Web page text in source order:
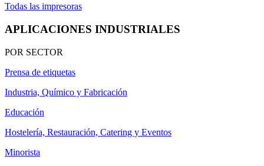
Todas las impresoras
APLICACIONES INDUSTRIALES
POR SECTOR
Prensa de etiquetas
Industria, Químico y Fabricación
Educación
Hostelería, Restauración, Catering y Eventos
Minorista